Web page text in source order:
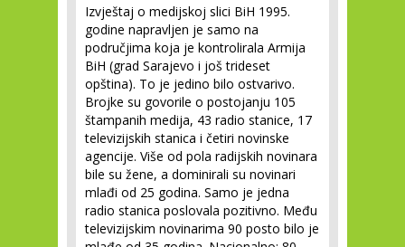
Izvještaj o medijskoj slici BiH 1995.
godine napravljen je samo na
područjima koja je kontrolirala Armija
BiH (grad Sarajevo i još trideset
opština). To je jedino bilo ostvarivo.
Brojke su govorile o postojanju 105
štampanih medija, 43 radio stanice, 17
televizijskih stanica i četiri novinske
agencije. Više od pola radijskih novinara
bile su žene, a dominirali su novinari
mlađi od 25 godina. Samo je jedna
radio stanica poslovala pozitivno. Među
televizijskim novinarima 90 posto bilo je